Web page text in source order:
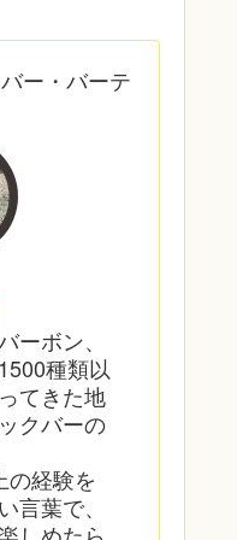
ー・バーテ
ーボン、
種類以
てきた地
クバーの
の経験を
言葉で、